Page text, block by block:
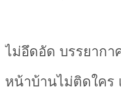
ไม่อึดอัด บรรยากา
หน้าบ้านไม่ติดใคร